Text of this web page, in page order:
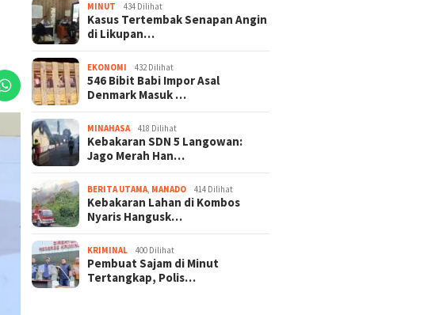
MINUT 434 Dilihat
Kasus Tertembak Senapan Angin
di Likupan…
EKONOMI 432 Dilihat
546 Bibit Babi Impor Asal
Denmark Masuk …
MINAHASA 418 Dilihat
Kebakaran SDN 5 Langowan:
Jago Merah Han…
BERITA UTAMA, MANADO 414 Dilihat
Kebakaran Lahan di Kombos
Nyaris Hangusk…
KRIMINAL 400 Dilihat
Pembuat Sajam di Minut
Tertangkap, Polis…